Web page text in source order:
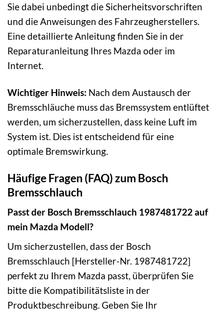
Sie dabei unbedingt die Sicherheitsvorschriften
und die Anweisungen des Fahrzeugherstellers.
Eine detaillierte Anleitung finden Sie in der
Reparaturanleitung Ihres Mazda oder im
Internet.
Wichtiger Hinweis: Nach dem Austausch der
Bremsschläuche muss das Bremssystem entlüftet
werden, um sicherzustellen, dass keine Luft im
System ist. Dies ist entscheidend für eine
optimale Bremswirkung.
Häufige Fragen (FAQ) zum Bosch
Bremsschlauch
Passt der Bosch Bremsschlauch 1987481722 auf
mein Mazda Modell?
Um sicherzustellen, dass der Bosch
Bremsschlauch [Hersteller-Nr. 1987481722]
perfekt zu Ihrem Mazda passt, überprüfen Sie
bitte die Kompatibilitätsliste in der
Produktbeschreibung. Geben Sie Ihr